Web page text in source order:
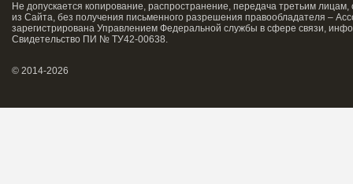
Не допускается копирование, распространение, передача третьим
из Сайта, без получения письменного разрешения правообладателя –
зарегистрирована Управлением Федеральной службы в сфере связи,
Свидетельство ПИ № ТУ42-00638.
© 2014-2026